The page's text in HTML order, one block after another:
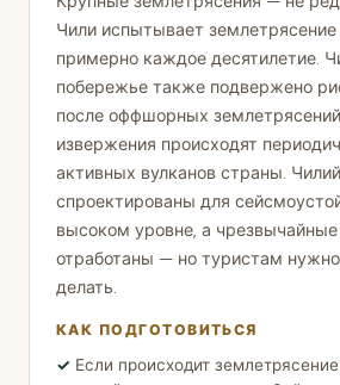
Чили испытывает землетрясение
примерно каждое десятилетие.
побережье также подвержено
после оффшорных землетрясений;
извержения происходят
активных вулканов страны.
спроектированы для
высоком уровне, а
отработаны — но туристам нужно
делать.
КАК ПОДГОТОВИТЬСЯ
Если происходит землетрясение: